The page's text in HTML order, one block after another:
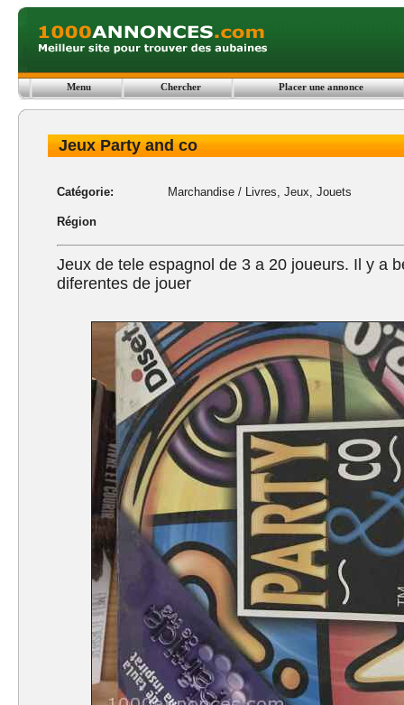
Menu Chercher Placer une annonce
Jeux Party and co
Catégorie: Marchandise/ Livres, Jeux, Jouets
Région
Jeux de tele espagnol de 3 a 20 joueurs. Il y a
diferentes de jouer